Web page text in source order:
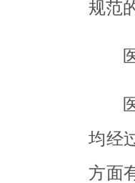
规范
均经
方面